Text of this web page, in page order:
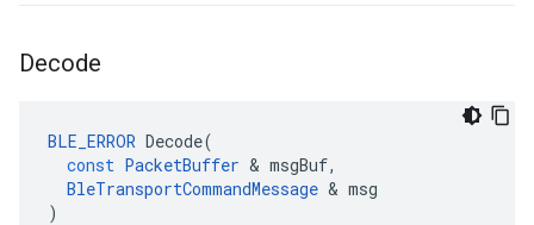
Decode
BLE_ERROR Decode(
const PacketBuffer & msgBuf,
BleTransportCommandMessage & msg
)